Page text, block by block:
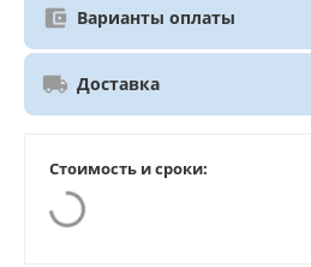
Варианты оплаты
Доставка
Стоимость и сроки: